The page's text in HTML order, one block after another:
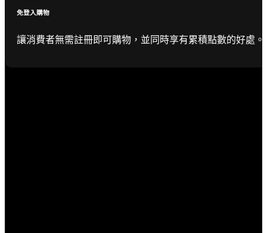
免登入購物
讓消費者無需註冊即可購物，並同時享有累積點數的好處。